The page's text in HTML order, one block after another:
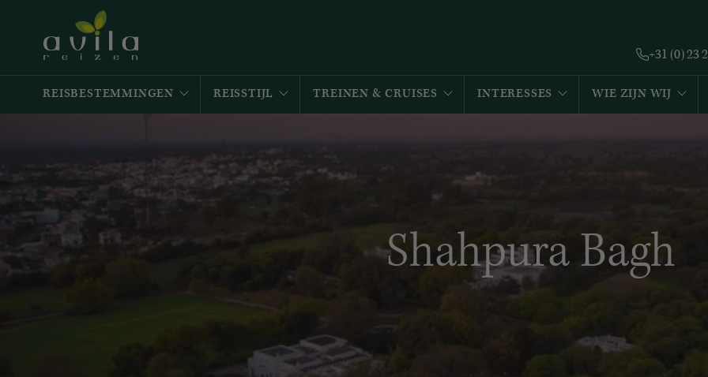
+31 (0) 23
REISBESTEMMINGEN REISSTIJL TREINEN & CRUISES INTERESSES WIE ZIJN WIJ
Shahpura Bagh